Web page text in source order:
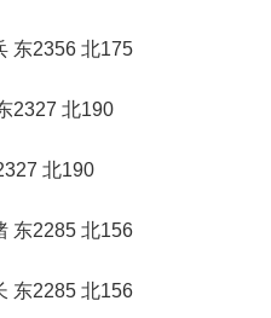
2356 北175
北190
北190
2285 北156
2285 北156